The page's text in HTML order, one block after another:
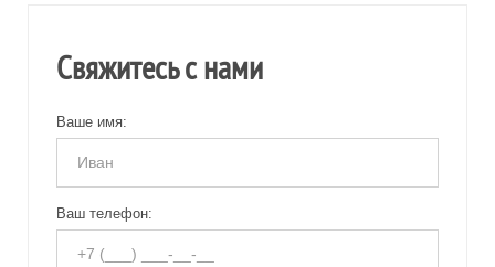
Свяжитесь с нами
Ваше имя:
Ваш телефон: